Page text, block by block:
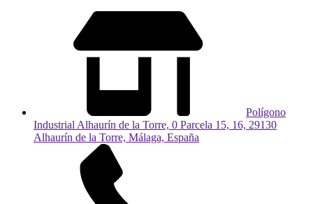
Polígono
Industrial Alhaurín de la Torre, 0 Parcela 15, 16, 29130
Alhaurín de la Torre, Málaga, España